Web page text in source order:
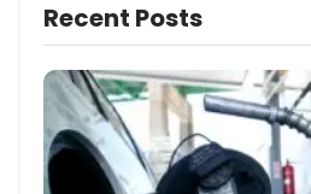
Recent Posts